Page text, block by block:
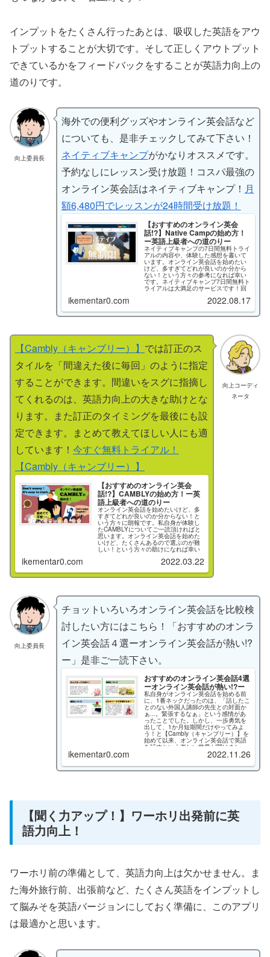
インプットをたくさん行ったあとは、吸収した英語をアウ
トプットすることが大切です。そして正しくアウトプット
できているかをフィードバックをすることが英語力向上の
道のりです。
向上委員長
海外での便利グッズやオンライン英会話など
についても、是非チェックしてみて下さい！
ネイティブキャンプがかなりオススメです。
予約なしにレッスン受け放題！コスパ最強の
オンライン英会話はネイティブキャンプ！ 月
額6,480円でレッスンが24時間受け放題！
【おすすめのオンライン英会
話!?】Native Campの始め方！
ー英語上級者への道のりー
ネイティブキャンプの7日間無料トライ
アルの内容や、体験した感想を書いて
います。オンライン英会話を始めたい
けど、多すぎてどれが良いのか分から
ない！という方々の参考になれば幸い
です。ネイティブキャンプ7日間無料ト
ライアルは大満足のサービスです！回
数無制限、教材や学習コンテンツの多
さ、そして予約なしで好きな時に受講
ができました。1番大切なのは1歩踏み
ないから気まずい…。」そんな不安を
感じる必要はまったくありませんでし
た。講師の先生は皆優しくご指導下さ
いました。是非英語力向上にネイティ
ブキャンプを活用してみてはいかがで
しょうか。
ikementar0.com 2022.08.17
向上コーディ
ネータ
【Cambly（キャンブリー）】 では訂正のス
タイルを「間違えた後に毎回」のように指定
することができます。間違いをスグに指摘し
てくれるのは、英語力向上の大きな助けとな
ります。また訂正のタイミングを最後にも設
定できます。まとめて教えてほしい人にも適
しています！ 今すぐ無料トライアル！
【Cambly（キャンブリー）】
【おすすめのオンライン英会
話!?】CAMBLYの始め方！ー英
語上級者への道のりー
オンライン英会話を始めたいけど、多
すぎてどれが良いのか分からない！と
いう方々に朗報です。私自身が体験し
たCAMBLYについてご一読頂ければと
思います。オンライン英会話を始めた
いけど、たくさんあるので選ぶのが難
しい！という方々の助けになれば幸い
です。
ikementar0.com 2022.03.22
向上委員長
チョットいろいろオンライン英会話を比較検
討したい方にはこちら！「おすすめのオンラ
イン英会話４選ーオンライン英会話が熱い!?
ー」是非ご一読下さい。
おすすめのオンライン英会話4選
ーオンライン英会話が熱い!?ー
私自身がオンライン英会話を始める前
に、1番ネックだったのは、「話したこ
とのない外国人講師の先生との対面か
ぁ...。緊張するなぁ」という感情があ
ったことでした。しかし、一歩勇気を
出して、1か月短期間だけやってみよ
う！と【Cambly（キャンブリー）】を
始めて以来、オンライン英会話で英語
を話すという楽しい世界が開けまし
た！必要なのは「勇気」だったと思い
ます。是非みなさんも一歩踏み出す勇
気をもって、オンライン英会話の世界
に飛び込んでみてはいかがでしょう
ikementar0.com 2022.11.26
【聞く力アップ！】ワーホリ出発前に英
語力向上！
ワーホリ前の準備として、英語力向上は欠かせません。ま
た海外旅行前、出張前など、たくさん英語をインプットし
て脳みそを英語バージョンにしておく準備に、このアプリ
は最適かと思います。